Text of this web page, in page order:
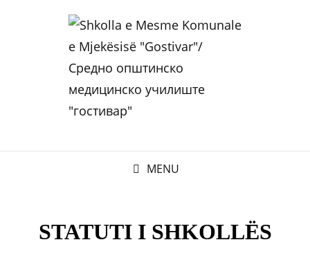
MENU
STATUTI I SHKOLLËS